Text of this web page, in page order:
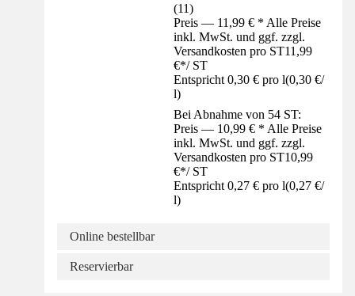
(11)
Preis — 11,99 € * Alle Preise
inkl. MwSt. und ggf. zzgl.
Versandkosten pro ST11,99
€*/ ST
Entspricht 0,30 € pro l(0,30 €/
l)
Bei Abnahme von 54 ST:
Preis — 10,99 € * Alle Preise
inkl. MwSt. und ggf. zzgl.
Versandkosten pro ST10,99
€*/ ST
Entspricht 0,27 € pro l(0,27 €/
l)
Online bestellbar
Reservierbar